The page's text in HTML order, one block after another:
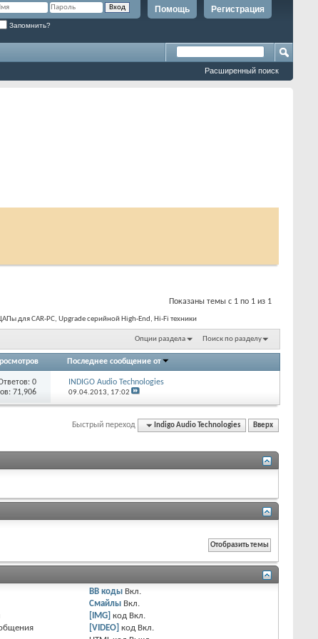
Регистрация
Помощь
Запомнить?
Расширенный поиск
Показаны темы с 1 по 1 из 1
для CAR-PC, Upgrade серийной High-End, Hi-Fi техники
Опции раздела Поиск по разделу
Последнее сообщение от
0
71,906
INDIGO Audio Technologies
09.04.2013, 17:02
Быстрый переход Indigo Audio Technologies Вверх
BB коды Вкл.
Смайлы Вкл.
[IMG] код Вкл.
[VIDEO] код Вкл.